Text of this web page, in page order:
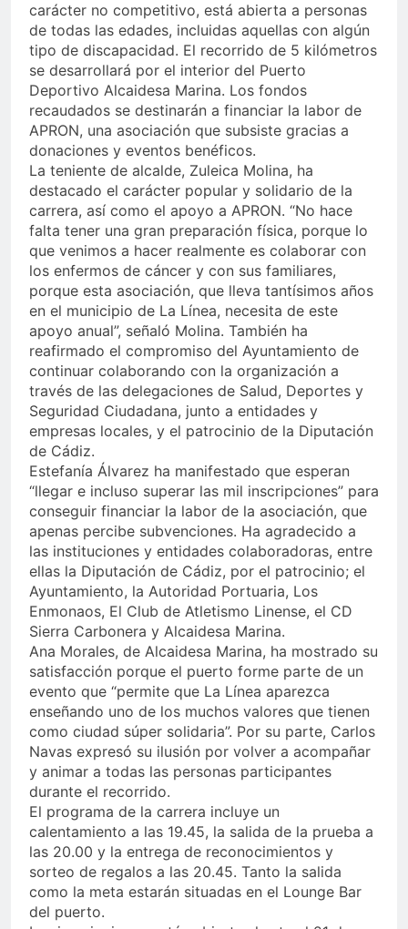
carácter no competitivo, está abierta a personas
de todas las edades, incluidas aquellas con algún
tipo de discapacidad. El recorrido de 5 kilómetros
se desarrollará por el interior del Puerto
Deportivo Alcaidesa Marina. Los fondos
recaudados se destinarán a financiar la labor de
APRON, una asociación que subsiste gracias a
donaciones y eventos benéficos.
La teniente de alcalde, Zuleica Molina, ha
destacado el carácter popular y solidario de la
carrera, así como el apoyo a APRON. “No hace
falta tener una gran preparación física, porque lo
que venimos a hacer realmente es colaborar con
los enfermos de cáncer y con sus familiares,
porque esta asociación, que lleva tantísimos años
en el municipio de La Línea, necesita de este
apoyo anual”, señaló Molina. También ha
reafirmado el compromiso del Ayuntamiento de
continuar colaborando con la organización a
través de las delegaciones de Salud, Deportes y
Seguridad Ciudadana, junto a entidades y
empresas locales, y el patrocinio de la Diputación
de Cádiz.
Estefanía Álvarez ha manifestado que esperan
“llegar e incluso superar las mil inscripciones” para
conseguir financiar la labor de la asociación, que
apenas percibe subvenciones. Ha agradecido a
las instituciones y entidades colaboradoras, entre
ellas la Diputación de Cádiz, por el patrocinio; el
Ayuntamiento, la Autoridad Portuaria, Los
Enmonaos, El Club de Atletismo Linense, el CD
Sierra Carbonera y Alcaidesa Marina.
Ana Morales, de Alcaidesa Marina, ha mostrado su
satisfacción porque el puerto forme parte de un
evento que “permite que La Línea aparezca
enseñando uno de los muchos valores que tienen
como ciudad súper solidaria”. Por su parte, Carlos
Navas expresó su ilusión por volver a acompañar
y animar a todas las personas participantes
durante el recorrido.
El programa de la carrera incluye un
calentamiento a las 19.45, la salida de la prueba a
las 20.00 y la entrega de reconocimientos y
sorteo de regalos a las 20.45. Tanto la salida
como la meta estarán situadas en el Lounge Bar
del puerto.